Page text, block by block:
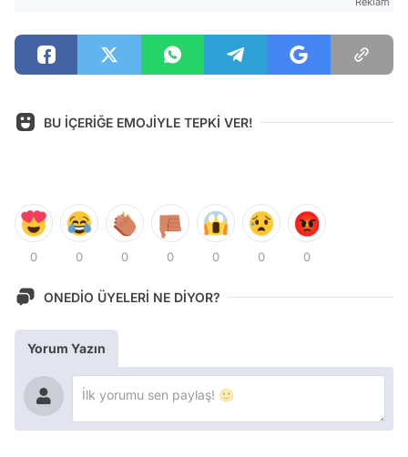
BU İÇERİĞE EMOJİYLE TEPKİ VER!
0 0 0 0 0 0 0
ONEDİO ÜYELERİ NE DİYOR?
Yorum Yazın